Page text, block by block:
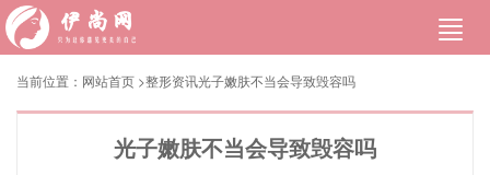
当前位置： 网站首页 >整形资讯光子嫩肤不当会导致毁容吗
光子嫩肤不当会导致毁容吗